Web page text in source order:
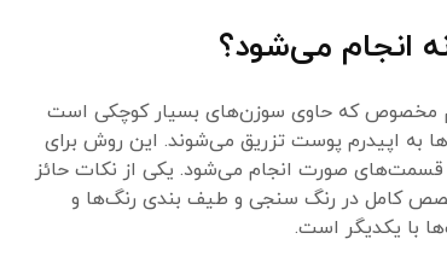
انجام می‌شود؟
مخصوص که حاوی سوزن‌های بسیار کوچکی است
به اپیدرم پوست تزریق می‌شوند. این روش برای
قسمت‌های صورت انجام می‌شود. یکی از نکات حائز
کامل در رنگ سنجی و طیف بندی رنگ‌ها و
با یکدیگر است.